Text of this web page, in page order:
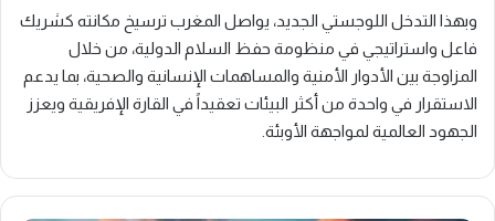
وبهذا التدخل اللوجستي الجديد، يواصل المغرب ترسيخ مكانته كشريك
فاعل واستراتيجي في منظومة حفظ السلام الدولية، من خلال
المزاوجة بين الأدوار الأمنية والمساهمات الإنسانية والصحية، بما يدعم
الاستقرار في واحدة من أكثر البيئات تعقيداً في القارة الإفريقية ويعزز
الجهود العالمية لمواجهة الأوبئة.